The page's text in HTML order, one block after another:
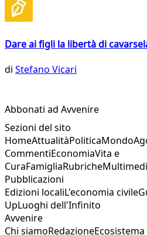
Dare ai figli la libertà di
di Stefano Vicari
Abbonati ad Avvenire
Sezioni del sito
HomeAttualitàPoliticaMondo
CommentiEconomiaVita e
CuraFamigliaRubriche
Pubblicazioni
Edizioni localiL'economia civile
UpLuoghi dell'Infinito
Avvenire
Chi siamoRedazioneEcosistema